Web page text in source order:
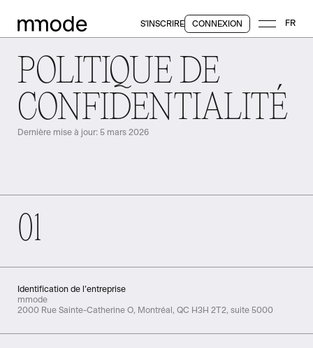
S'INSCRIRE CONNEXION FR
POLITIQUE DE
CONFIDENTIALITÉ
Dernière mise à jour: 5 mars 2026
01
Identification de l’entreprise
mmode
2000 Rue Sainte-Catherine O, Montréal, QC H3H 2T2, suite 5000